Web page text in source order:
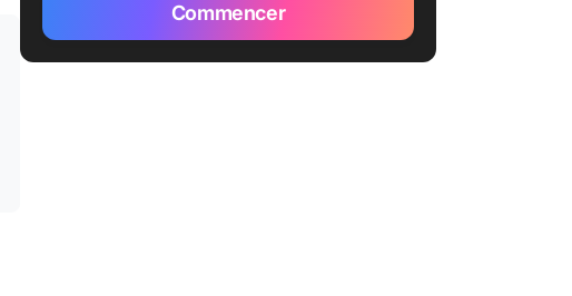
Commencer